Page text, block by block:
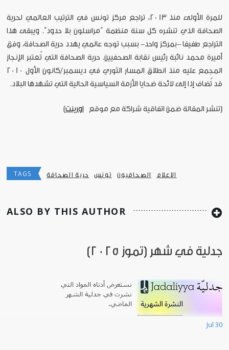
للمرة الأولى منذ 2013، تراجع مركز تونس في الترتيب العالمي لحرية
الصحافة الذي تنشره كل سنة منظمة “مراسلون بلا حدود”. ويبقى هذا
التراجع طفيفا -بمركز واحد- بسبب توجه عالمي يهدد حرية الصحافة، وفق
أميرة محمد نائبة رئيس نقابة الصحفيين. حرية الصحافة التي تُعتبر الإنجاز
المجمع عليه منذ انطلاق المسار الثوري في ديسمبر/كانون الأول 2010
قد تُضاف إذا إلى لائحة ضحايا الأزمة السياسية الحالية التي تشهدها البلاد.
[تنشر المقالة ضمن اتفاقية شراكة مع موقع اورينت]
TAGS حرية الصحافة تونس الصحافيون الاعلام
ALSO BY THIS AUTHOR
جدلية في شهر (تموز 2025)
نستعرض أدناه المواد التي
نشرت في جدلية الشهر
الماضي.
Jul 30